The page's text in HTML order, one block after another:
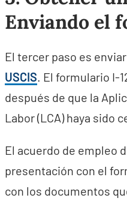
Enviando el
El tercer paso es
USCIS. El formulario I-
después de que la
Labor (LCA) haya sido
El acuerdo de empleo
presentación con el
con los documentos